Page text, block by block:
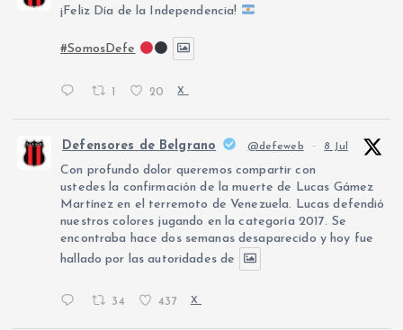
¡Feliz Día de la Independencia!
#SomosDefe
1 20 X
Defensores de Belgrano @defeweb · 8 Jul
Con profundo dolor queremos compartir con
ustedes la confirmación de la muerte de Lucas Gámez
Martínez en el terremoto de Venezuela. Lucas defendió
nuestros colores jugando en la categoría 2017. Se
encontraba hace dos semanas desaparecido y hoy fue
hallado por las autoridades de
34 437 X